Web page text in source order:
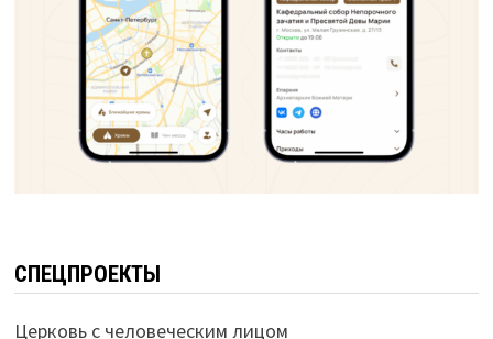
СПЕЦПРОЕКТЫ
Церковь с человеческим лицом